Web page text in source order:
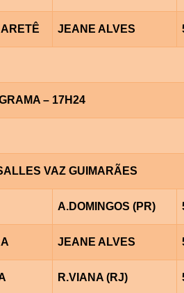
JEANE ALVES
– 17H24
VAZ GUIMARÃES
A.DOMINGOS (PR)
JEANE ALVES
R.VIANA (RJ)